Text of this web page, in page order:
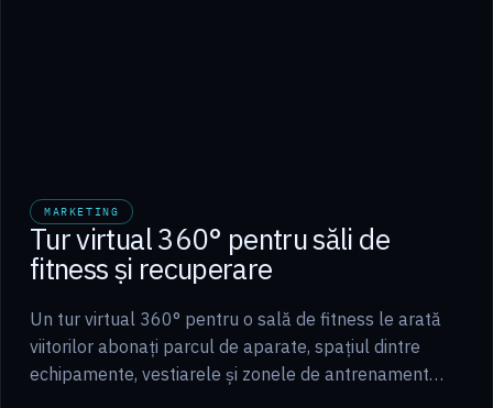
MARKETING
Tur virtual 360° pentru săli de
fitness și recuperare
Un tur virtual 360° pentru o sală de fitness le arată
viitorilor abonați parcul de aparate, spațiul dintre
echipamente, vestiarele și zonele de antrenament